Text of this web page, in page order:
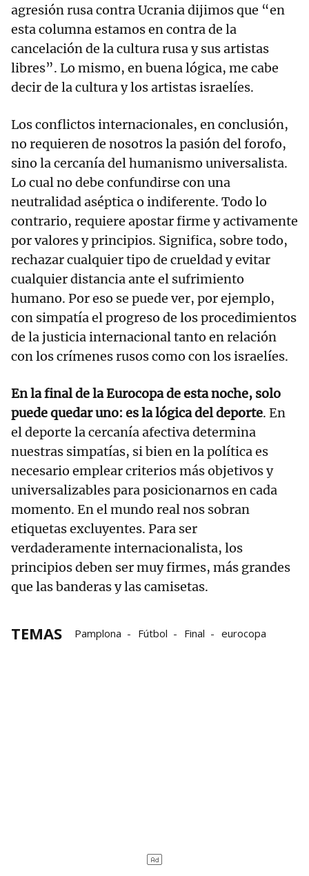
agresión rusa contra Ucrania dijimos que “en
esta columna estamos en contra de la
cancelación de la cultura rusa y sus artistas
libres”. Lo mismo, en buena lógica, me cabe
decir de la cultura y los artistas israelíes.
Los conflictos internacionales, en conclusión,
no requieren de nosotros la pasión del forofo,
sino la cercanía del humanismo universalista.
Lo cual no debe confundirse con una
neutralidad aséptica o indiferente. Todo lo
contrario, requiere apostar firme y activamente
por valores y principios. Significa, sobre todo,
rechazar cualquier tipo de crueldad y evitar
cualquier distancia ante el sufrimiento
humano. Por eso se puede ver, por ejemplo,
con simpatía el progreso de los procedimientos
de la justicia internacional tanto en relación
con los crímenes rusos como con los israelíes.
En la final de la Eurocopa de esta noche, solo
puede quedar uno: es la lógica del deporte. En
el deporte la cercanía afectiva determina
nuestras simpatías, si bien en la política es
necesario emplear criterios más objetivos y
universalizables para posicionarnos en cada
momento. En el mundo real nos sobran
etiquetas excluyentes. Para ser
verdaderamente internacionalista, los
principios deben ser muy firmes, más grandes
que las banderas y las camisetas.
TEMAS Pamplona Fútbol Final eurocopa